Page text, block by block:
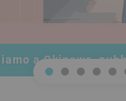
a Okinawa,